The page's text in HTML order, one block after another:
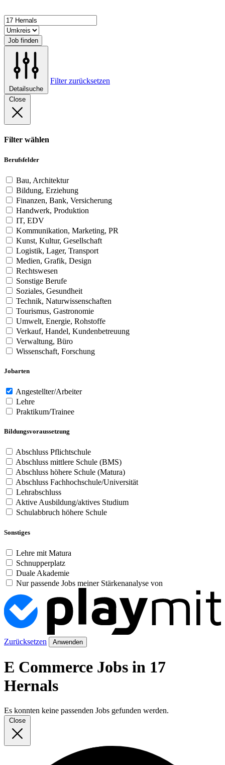
Job finden
Detailsuche
Filter zurücksetzen
Close
Filter wählen
Berufsfelder
Bau, Architektur
Bildung, Erziehung
Finanzen, Bank, Versicherung
Handwerk, Produktion
IT, EDV
Kommunikation, Marketing, PR
Kunst, Kultur, Gesellschaft
Logistik, Lager, Transport
Medien, Grafik, Design
Rechtswesen
Sonstige Berufe
Soziales, Gesundheit
Technik, Naturwissenschaften
Tourismus, Gastronomie
Umwelt, Energie, Rohstoffe
Verkauf, Handel, Kundenbetreuung
Verwaltung, Büro
Wissenschaft, Forschung
Jobarten
Angestellter/Arbeiter
Lehre
Praktikum/Trainee
Bildungsvoraussetzung
Abschluss Pflichtschule
Abschluss mittlere Schule (BMS)
Abschluss höhere Schule (Matura)
Abschluss Fachhochschule/Universität
Lehrabschluss
Aktive Ausbildung/aktives Studium
Schulabbruch höhere Schule
Sonstiges
Lehre mit Matura
Schnupperplatz
Duale Akademie
Nur passende Jobs meiner Stärkenanalyse von
Zurücksetzen Anwenden
E Commerce Jobs in 17
Hernals
Es konnten keine passenden Jobs gefunden werden.
Close